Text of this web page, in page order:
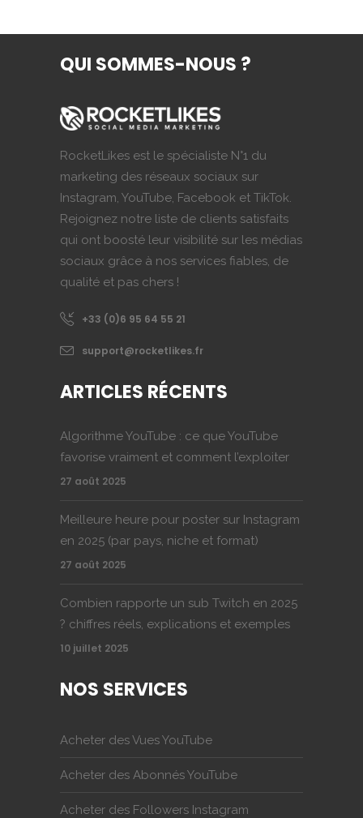
QUI SOMMES-NOUS ?
RocketLikes est le spécialiste N°1 du
marketing des réseaux sociaux sur
Instagram, YouTube, Facebook et TikTok.
Rejoignez notre liste de clients satisfaits
qui ont boosté leur visibilité sur les médias
sociaux grâce à nos services fiables, de
qualité et pas chers !
+33 (0)6 95 64 55 21
support@rocketlikes.fr
ARTICLES RÉCENTS
Algorithme YouTube : ce que YouTube
favorise vraiment et comment l’exploiter
27 août 2025
Meilleure heure pour poster sur Instagram
en 2025 (par pays, niche et format)
27 août 2025
Combien rapporte un sub Twitch en 2025
? chiffres réels, explications et exemples
10 juillet 2025
NOS SERVICES
Acheter des Vues YouTube
Acheter des Abonnés YouTube
Acheter des Followers Instagram